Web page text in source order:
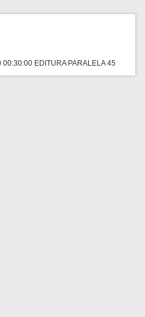
EDITURA PARALELA 45